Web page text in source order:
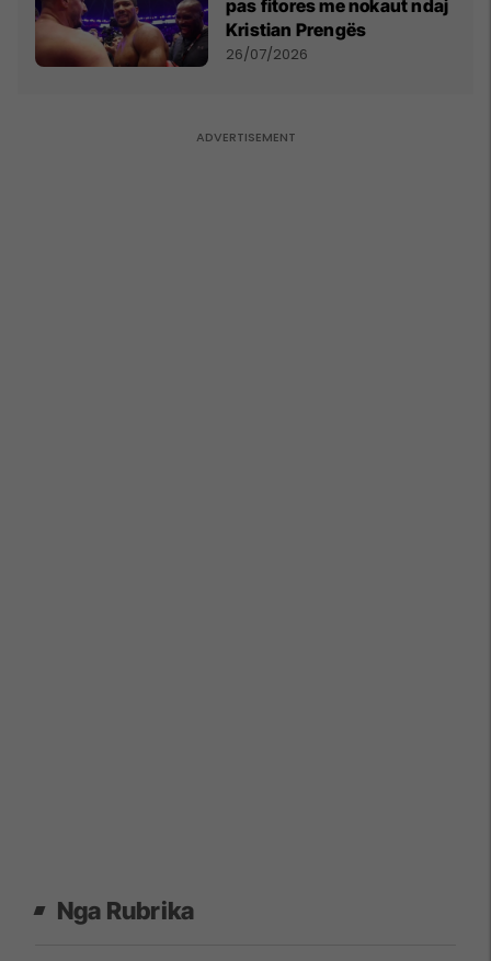
pas fitores me nokaut ndaj
Kristian Prengës
26/07/2026
Nga Rubrika